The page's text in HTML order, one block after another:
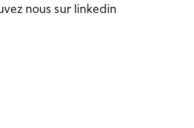
nous sur linkedin